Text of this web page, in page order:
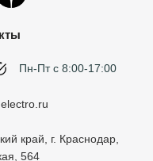
Пн-Пт с 8:00-17:00
край, г. Краснодар,
564